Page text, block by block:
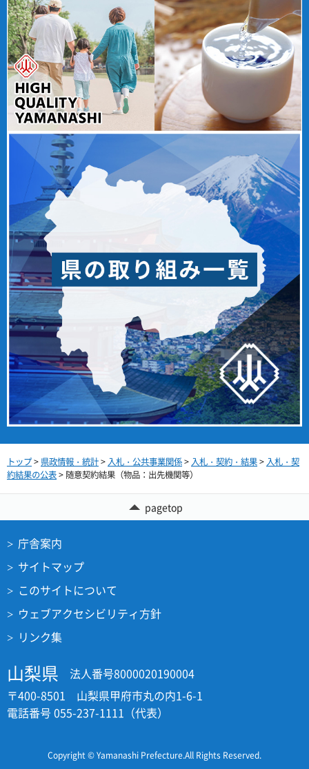
トップ> 県政情報・統計> 入札・公共事業関係> 入札・契約・結果> 入札・契
約結果の公表> 随意契約結果（物品：出先機関等）
pagetop
庁舎案内
サイトマップ
このサイトについて
ウェブアクセシビリティ方針
リンク集
山梨県
法人番号8000020190004
〒400-8501 山梨県甲府市丸の内1-6-1
電話番号 055-237-1111（代表）
Copyright © Yamanashi Prefecture.All Rights Reserved.